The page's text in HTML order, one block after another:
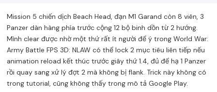
Mission 5 chiến dịch Beach Head, đạn M1 Garand còn 8 viên, 3
Panzer dàn hàng phía trước cộng 12 bộ binh dồn từ 2 hướng.
Mình clear được nhờ một thứ rất ít người để ý trong World War:
Army Battle FPS 3D: NLAW có thể lock 2 mục tiêu liên tiếp nếu
animation reload kết thúc trước giây thứ 1.4, đủ để hạ 1 Panzer
rồi quay sang xử lý đợt 2 mà không bị flank. Trick này không có
trong tutorial, cũng không thấy trong mô tả Google Play.